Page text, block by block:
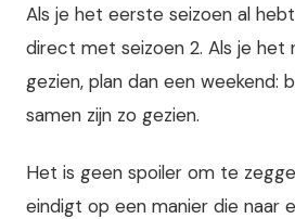
Als je het eerste seizoen al
direct met seizoen 2. Als je het
gezien, plan dan een weekend:
samen zijn zo gezien.
Het is geen spoiler om te
eindigt op een manier die naar